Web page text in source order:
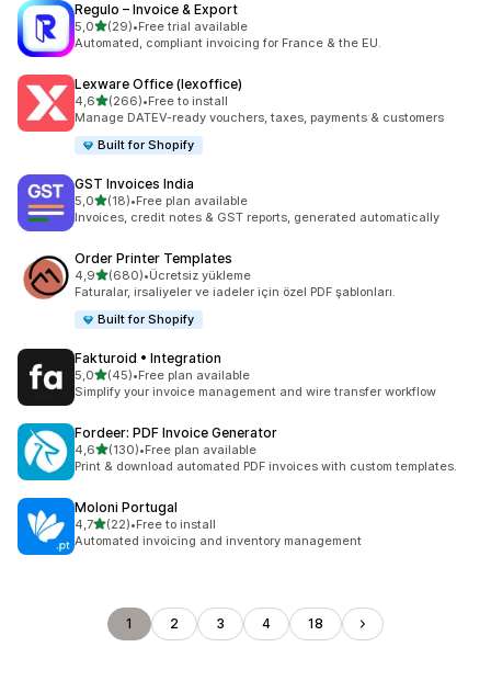
Regulo – Invoice & Export
5,05 yıldız üzerinden
(29)
toplam 29 değerlendirme
•Free trial available
Automated, compliant invoicing for France & the EU.
Lexware Office (lexoffice)
4,65 yıldız üzerinden
(266)
toplam 266 değerlendirme
•Free to install
Manage DATEV-ready vouchers, taxes, payments & customers
Built for Shopify
GST Invoices India
5,05 yıldız üzerinden
(18)
toplam 18 değerlendirme
•Free plan available
Invoices, credit notes & GST reports, generated automatically
Order Printer Templates
4,95 yıldız üzerinden
(680)
toplam 680 değerlendirme
•Ücretsiz yükleme
Faturalar, irsaliyeler ve iadeler için özel PDF şablonları.
Built for Shopify
Fakturoid • Integration
5,05 yıldız üzerinden
(45)
toplam 45 değerlendirme
•Free plan available
Simplify your invoice management and wire transfer workflow
Fordeer: PDF Invoice Generator
4,65 yıldız üzerinden
(130)
toplam 130 değerlendirme
•Free plan available
Print & download automated PDF invoices with custom templates.
Moloni Portugal
4,75 yıldız üzerinden
(22)
toplam 22 değerlendirme
•Free to install
Automated invoicing and inventory management
1 2 3 4 18